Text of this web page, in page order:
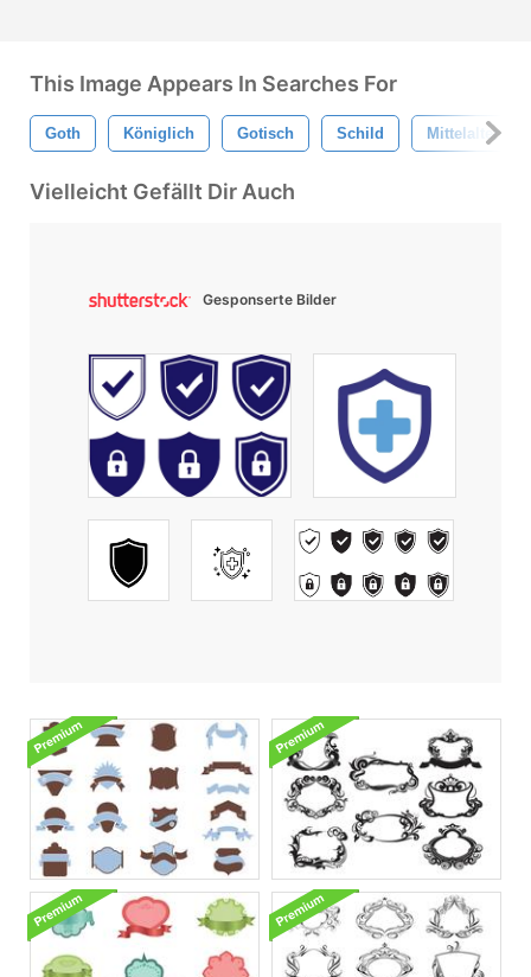
This Image Appears In Searches For
Goth Königlich Gotisch Schild Mittelalterlich
Vielleicht Gefällt Dir Auch
Gesponserte Bilder